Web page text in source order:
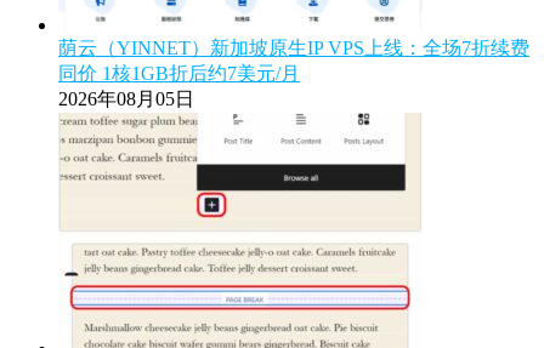
荫云（YINNET）新加坡原生IP VPS上线：全场7折续费
同价 1核1GB折后约7美元/月
2026年08月05日